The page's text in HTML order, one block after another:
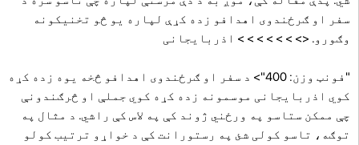
سفر او ګرځندوی اهدافو زده کړې لپاره یو څو تخنیکونه
وګورو. <> > > > > > > اذربایجانی
"فونټ وزن: 400"> د سفر او ګرځندوی اهدافو څخه یوه زده کړه
کوي اذربایجانی موسمونه زده کړه کوي جملې او څرګندونې
چې ممکن ستاسو په ورځني ژوند کې په لاس کې راشي. د مثال په
توګه، تاسو کولی شئ په رستورانت کې د خواړو ترتیب کولو